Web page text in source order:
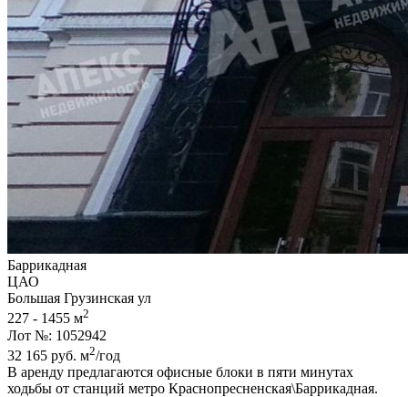
Баррикадная
ЦАО
Большая Грузинская ул
227 - 1455 м2
Лот №: 1052942
32 165 руб. м2/год
В аренду предлагаются офисные блоки в пяти минутах
ходьбы от станций метро Краснопресненская\Баррикадная.